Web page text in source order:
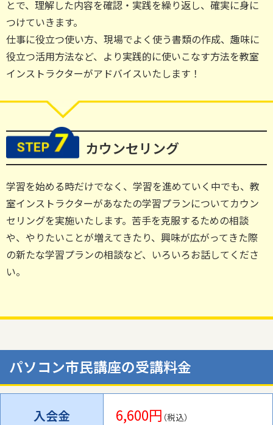
とで、理解した内容を確認・実践を繰り返し、確実に身に
つけていきます。
仕事に役立つ使い方、現場でよく使う書類の作成、趣味に
役立つ活用方法など、より実践的に使いこなす方法を教室
インストラクターがアドバイスいたします！
カウンセリング
学習を始める時だけでなく、学習を進めていく中でも、教
室インストラクターがあなたの学習プランについてカウン
セリングを実施いたします。苦手を克服するための相談
や、やりたいことが増えてきたり、興味が広がってきた際
の新たな学習プランの相談など、いろいろお話してくださ
い。
パソコン市民講座の受講料金
入会金 6,600円 （税込）